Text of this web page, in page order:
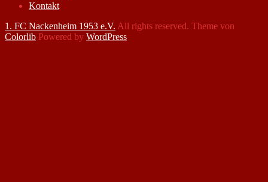
Kontakt
1. FC Nackenheim 1953 e.V. All rights reserved. Theme von
Colorlib Powered by WordPress